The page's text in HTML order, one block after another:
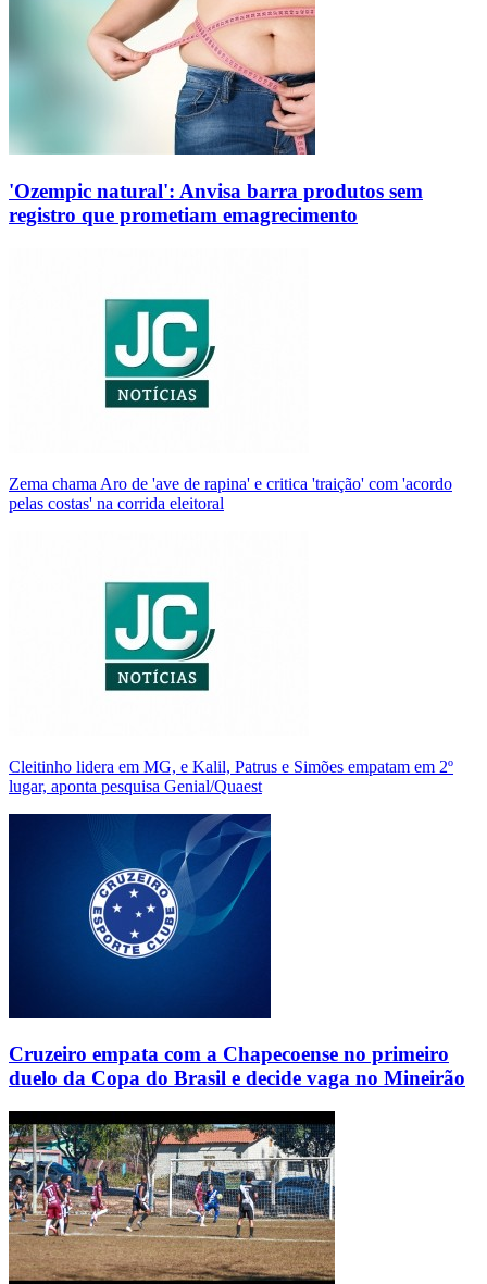
'Ozempic natural': Anvisa barra produtos sem
registro que prometiam emagrecimento
Zema chama Aro de 'ave de rapina' e critica 'traição' com 'acordo
pelas costas' na corrida eleitoral
Cleitinho lidera em MG, e Kalil, Patrus e Simões empatam em 2º
lugar, aponta pesquisa Genial/Quaest
Cruzeiro empata com a Chapecoense no primeiro
duelo da Copa do Brasil e decide vaga no Mineirão